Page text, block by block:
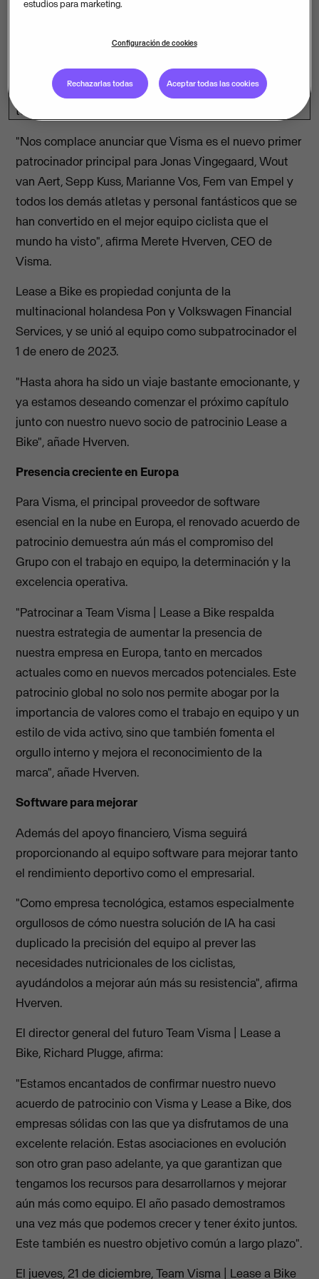
sin precedentes en las Grandes Vueltas, el Team
Bike. Después de cinco años como segundo
patrocinador principal, Visma será el primer
patrocinador principal del equipo a partir de la
temporada 2024.
"Nos complace anunciar que Visma es el nuevo primer
patrocinador principal para Jonas Vingegaard, Wout
van Aert, Sepp Kuss, Marianne Vos, Fem van Empel y
todos los demás atletas y personal fantásticos que se
han convertido en el mejor equipo ciclista que el
mundo ha visto", afirma Merete Hverven, CEO de
Visma.
Lease a Bike es propiedad conjunta de la
multinacional holandesa Pon y Volkswagen Financial
Services, y se unió al equipo como subpatrocinador el
1 de enero de 2023.
"Hasta ahora ha sido un viaje bastante emocionante, y
ya estamos deseando comenzar el próximo capítulo
junto con nuestro nuevo socio de patrocinio Lease a
Bike", añade Hverven.
Presencia creciente en Europa
Para Visma, el principal proveedor de software
esencial en la nube en Europa, el renovado acuerdo de
patrocinio demuestra aún más el compromiso del
Grupo con el trabajo en equipo, la determinación y la
excelencia operativa.
"Patrocinar a Team Visma | Lease a Bike respalda
nuestra estrategia de aumentar la presencia de
nuestra empresa en Europa, tanto en mercados
actuales como en nuevos mercados potenciales. Este
patrocinio global no solo nos permite abogar por la
importancia de valores como el trabajo en equipo y un
estilo de vida activo, sino que también fomenta el
orgullo interno y mejora el reconocimiento de la
marca", añade Hverven.
Software para mejorar
Además del apoyo financiero, Visma seguirá
proporcionando al equipo software para mejorar tanto
el rendimiento deportivo como el empresarial.
"Como empresa tecnológica, estamos especialmente
orgullosos de cómo nuestra solución de IA ha casi
duplicado la precisión del equipo al prever las
necesidades nutricionales de los ciclistas,
ayudándolos a mejorar aún más su resistencia", afirma
Hverven.
El director general del futuro Team Visma | Lease a
Bike, Richard Plugge, afirma:
"Estamos encantados de confirmar nuestro nuevo
acuerdo de patrocinio con Visma y Lease a Bike, dos
empresas sólidas con las que ya disfrutamos de una
excelente relación. Estas asociaciones en evolución
son otro gran paso adelante, ya que garantizan que
tengamos los recursos para desarrollarnos y mejorar
aún más como equipo. El año pasado demostramos
una vez más que podemos crecer y tener éxito juntos.
Este también es nuestro objetivo común a largo plazo".
El jueves, 21 de diciembre, Team Visma | Lease a Bike
estudios para marketing.
Configuración de cookies
Rechazarlas todas Aceptar todas las cookies